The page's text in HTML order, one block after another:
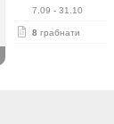
7.09 - 31.10
8 грабнати